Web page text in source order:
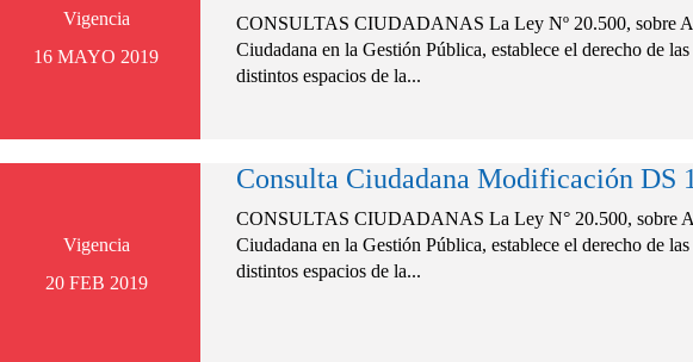
Vigencia
16 MAYO 2019
CONSULTAS CIUDADANAS La Ley Nº 20.500, sobre
Ciudadana en la Gestión Pública, establece el derecho de
distintos espacios de la...
Vigencia
20 FEB 2019
Consulta Ciudadana Modificación DS
CONSULTAS CIUDADANAS La Ley N° 20.500, sobre
Ciudadana en la Gestión Pública, establece el derecho de
distintos espacios de la...